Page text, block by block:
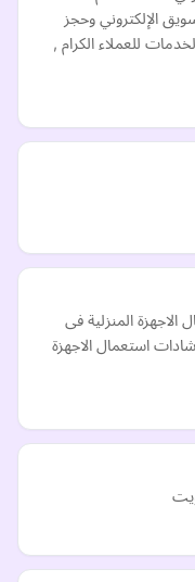
الإلكتروني وحجز
للعملاء الكرام ,
الاجهزة المنزلية فى
استعمال الاجهزة